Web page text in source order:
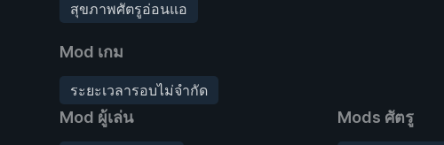
สุขภาพศัตรูอ่อนแอ
Mod เกม
ระยะเวลารอบไม่จำกัด
Mod ผู้เล่น Mods ศัตรู